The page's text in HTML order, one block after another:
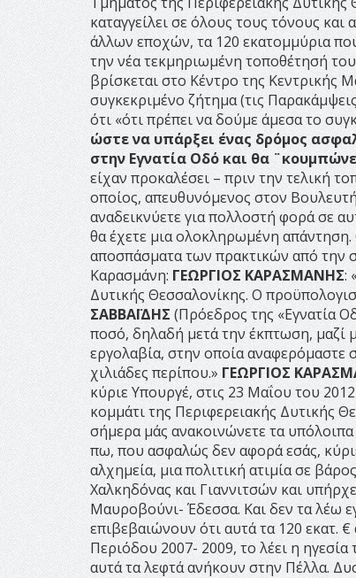
καταγγείλει σε όλους τους τόνους
άλλων εποχών, τα 120 εκατομμύρια
την νέα τεκμηριωμένη τοποθέτησή
βρίσκεται στο Κέντρο της Κεντρικής
συγκεκριμένο ζήτημα (τις
ότι «ότι πρέπει να δούμε άμεσα το
ώστε να υπάρξει ένας δρόμος
στην Εγνατία Οδό και θα
είχαν προκαλέσει – πριν την τελική
οποίος, απευθυνόμενος στον Βουλευτή
αναδεικνύετε για πολλοστή φορά σε
θα έχετε μια ολοκληρωμένη
αποσπάσματα των πρακτικών από την
Καρασμάνη: ΓΕΩΡΓΙΟΣ ΚΑΡΑΣΜΑΝΗΣ:
Δυτικής Θεσσαλονίκης. Ο
ΣΑΒΒΑΪΔΗΣ (Πρόεδρος της «Εγνατία
ποσό, δηλαδή μετά την έκπτωση, μαζί
εργολαβία, στην οποία αναφερόμαστε
χιλιάδες περίπου.»ΓΕΩΡΓΙΟΣ
κύριε Υπουργέ, στις 23 Μαΐου του
κομμάτι της Περιφερειακής Δυτικής
σήμερα μάς ανακοινώνετε τα
πω, που ασφαλώς δεν αφορά εσάς,
αλχημεία, μια πολιτική ατιμία σε
Χαλκηδόνας και Γιαννιτσών και
Μαυροβούνι- Έδεσσα. Και δεν τα λέω
επιβεβαιώνουν ότι αυτά τα 120 εκατ.
Περιόδου 2007- 2009, το λέει η ηγεσία
αυτά τα λεφτά ανήκουν στην Πέλλα.